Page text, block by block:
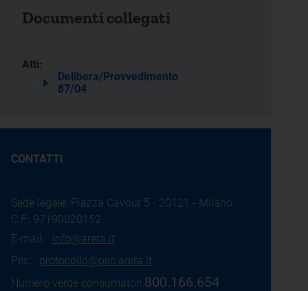
Documenti collegati
Atti:
Delibera/Provvedimento
87/04
CONTATTI
Sede legale: Piazza Cavour 5 - 20121 - Milano
C.F.: 97190020152
E-mail: info@arera.it
Pec: protocollo@pec.arera.it
Numero verde consumatori:800.166.654